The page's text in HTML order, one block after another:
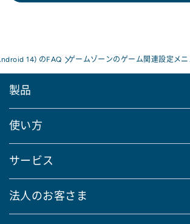
14) のFAQ ゲームゾーンのゲーム関連設定メ
製品
使い方
サービス
法人のお客さま